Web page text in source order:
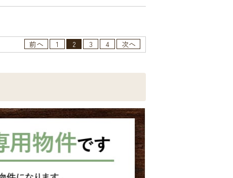
前へ 1 2 3 4
次へ